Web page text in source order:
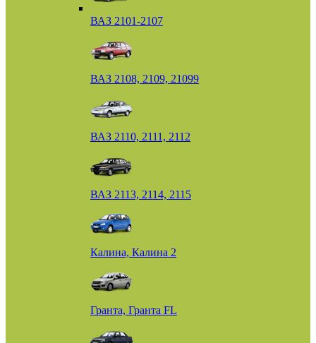
ВАЗ 2101-2107
ВАЗ 2108, 2109, 21099
ВАЗ 2110, 2111, 2112
ВАЗ 2113, 2114, 2115
Калина, Калина 2
Гранта, Гранта FL